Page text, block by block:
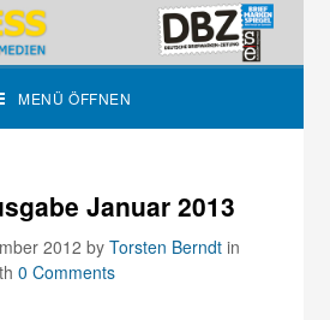
MENÜ ÖFFNEN
Januar 2013
2012byTorsten Berndt in
0 Comments